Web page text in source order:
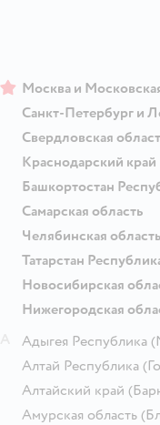
Москва и
Санкт-Петербург и
Свердловская
Краснодарский край
Башкортостан
Самарская область
Челябинская область
Татарстан
Новосибирская
Нижегородская
Адыгея Республика
Алтай Республика
Алтайский край
Амурская область